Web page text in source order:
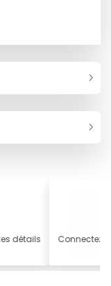
détails Connectez-